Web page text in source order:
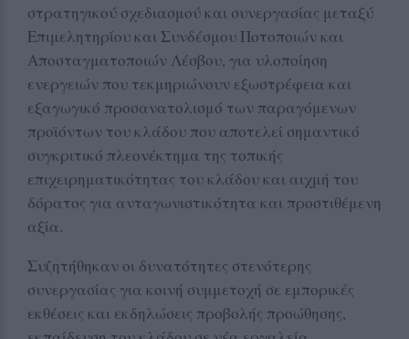
στρατηγικού σχεδιασμού και συνεργασίας μεταξύ
Επιμελητηρίου και Συνδέσμου Ποτοποιών και
Αποσταγματοποιών Λέσβου, για υλοποίηση
ενεργειών που τεκμηριώνουν εξωστρέφεια και
εξαγωγικό προσανατολισμό των παραγόμενων
προϊόντων του κλάδου που αποτελεί σημαντικό
συγκριτικό πλεονέκτημα της τοπικής
επιχειρηματικότητας του κλάδου και αιχμή του
δόρατος για ανταγωνιστικότητα και προστιθέμενη
αξία.
Συζητήθηκαν οι δυνατότητες στενότερης
συνεργασίας για κοινή συμμετοχή σε εμπορικές
εκθέσεις και εκδηλώσεις προβολής προώθησης,